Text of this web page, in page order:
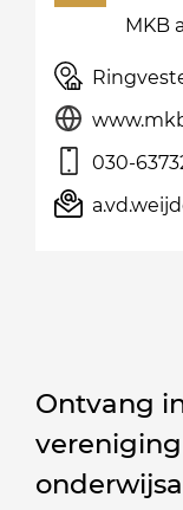
MKB
030-
Ontvang